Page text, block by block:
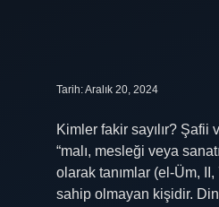
Tarih: Aralık 20, 2024
Kimler fakir sayılır?
“malı, mesleği veya
olarak tanımlar (el-Üm,
sahip olmayan kişidir.